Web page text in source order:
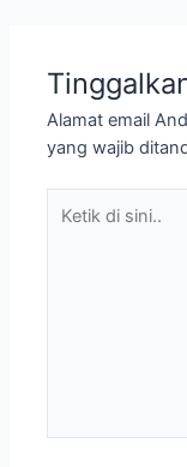
Alamat email
yang wajib